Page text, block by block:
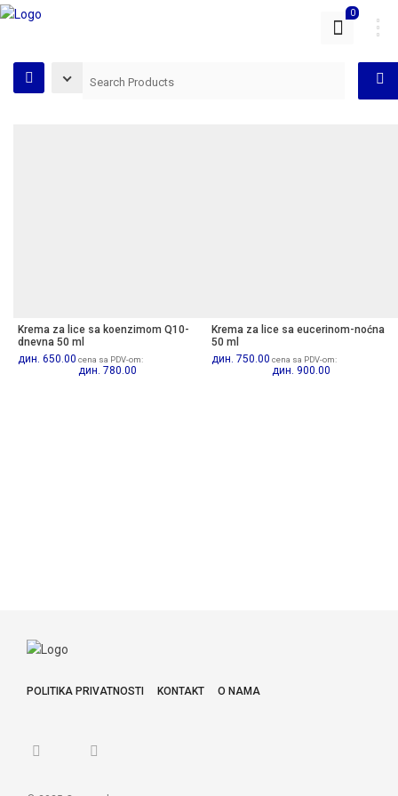
0
Krema za lice sa koenzimom Q10-
dnevna 50 ml
дин. 650.00 cena sa PDV-om:
дин. 780.00
Krema za lice sa eucerinom-noćna
50 ml
дин. 750.00 cena sa PDV-om:
дин. 900.00
POLITIKA PRIVATNOSTI KONTAKT O NAMA